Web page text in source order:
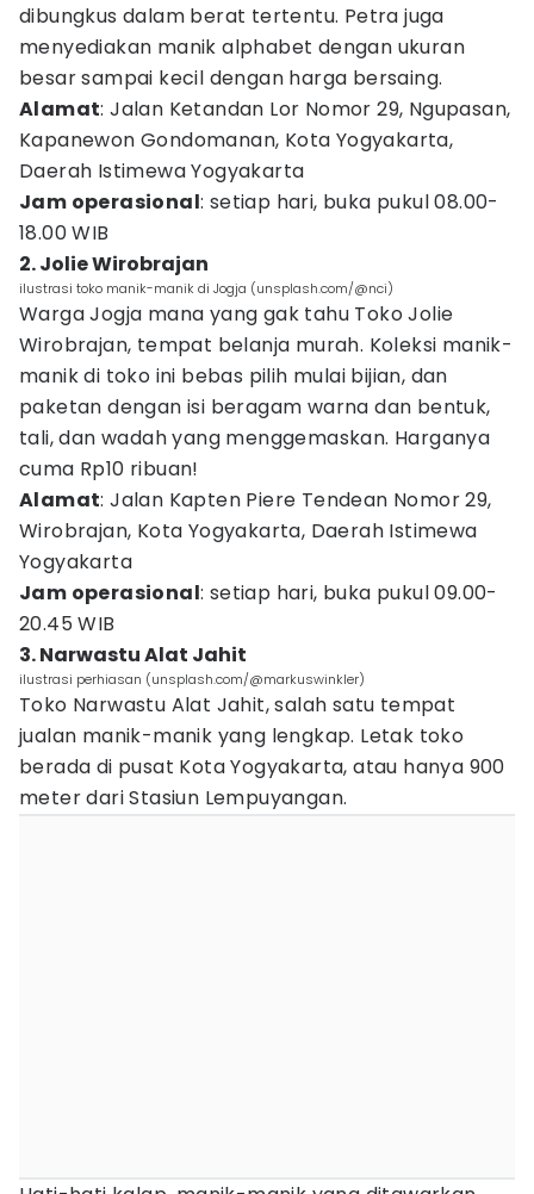
dibungkus dalam berat tertentu. Petra juga
menyediakan manik alphabet dengan ukuran
besar sampai kecil dengan harga bersaing.
Alamat: Jalan Ketandan Lor Nomor 29, Ngupasan,
Kapanewon Gondomanan, Kota Yogyakarta,
Daerah Istimewa Yogyakarta
Jam operasional: setiap hari, buka pukul 08.00-
18.00 WIB
2. Jolie Wirobrajan
ilustrasi toko manik-manik di Jogja (unsplash.com/@nci)
Warga Jogja mana yang gak tahu Toko Jolie
Wirobrajan, tempat belanja murah. Koleksi manik-
manik di toko ini bebas pilih mulai bijian, dan
paketan dengan isi beragam warna dan bentuk,
tali, dan wadah yang menggemaskan. Harganya
cuma Rp10 ribuan!
Alamat: Jalan Kapten Piere Tendean Nomor 29,
Wirobrajan, Kota Yogyakarta, Daerah Istimewa
Yogyakarta
Jam operasional: setiap hari, buka pukul 09.00-
20.45 WIB
3. Narwastu Alat Jahit
ilustrasi perhiasan (unsplash.com/@markuswinkler)
Toko Narwastu Alat Jahit, salah satu tempat
jualan manik-manik yang lengkap. Letak toko
berada di pusat Kota Yogyakarta, atau hanya 900
meter dari Stasiun Lempuyangan.